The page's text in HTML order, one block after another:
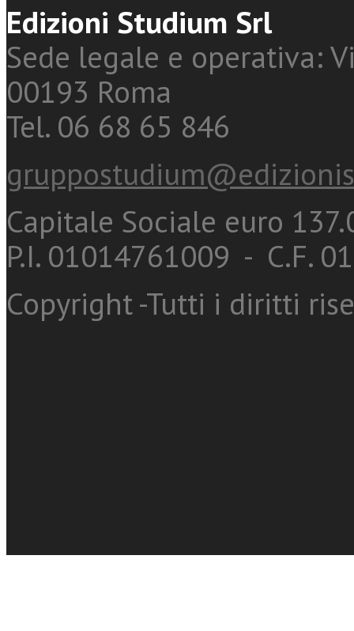
Edizioni Studium Srl
Sede legale e operativa:
00193 Roma
Tel. 06 68 65 846
Capitale Sociale euro
P.I. 01014761009 - C.F.
Copyright -Tutti i diritti